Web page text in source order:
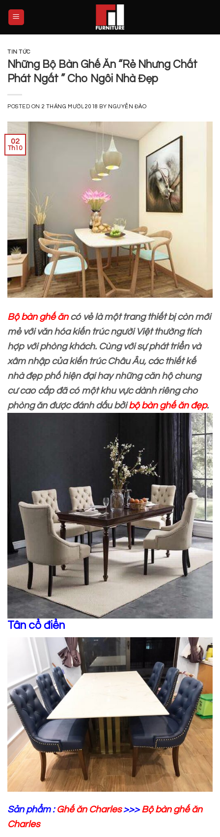
TIN TỨC
Những Bộ Bàn Ghế Ăn “Rẻ Nhưng Chất
Phát Ngất ” Cho Ngôi Nhà Đẹp
POSTED ON 2 THÁNG MƯỜI, 2018 BY NGUYỄN ĐÀO
02
Th10
Bộ bàn ghế ăn có vẻ là một trang thiết bị còn mới
mẻ với văn hóa kiến trúc người Việt thường tích
hợp với phòng khách. Cùng với sự phát triển và
xâm nhập của kiến trúc Châu Âu, các thiết kế
nhà đẹp phố hiện đại hay những căn hộ chung
cư cao cấp đã có một khu vực dành riêng cho
phòng ăn được đánh dấu bởibộ bàn ghế ăn đẹp.
Tân cổ điển
Sản phẩm : Ghế ăn Charles>>> Bộ bàn ghế ăn
Charles